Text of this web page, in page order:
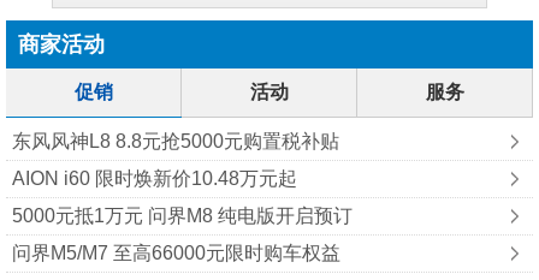
商家活动
促销 活动 服务
东风风神L8 8.8元抢5000元购置税补贴
AION i60 限时焕新价10.48万元起
5000元抵1万元 问界M8 纯‮版电‬开启预订
问界M5/M7 至高66000元限时购车权益